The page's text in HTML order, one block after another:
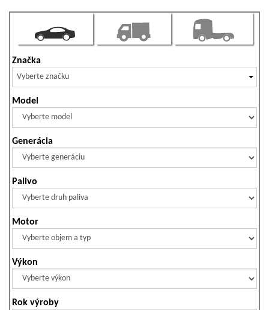
Značka
Vyberte značku
Model
Generácia
Palivo
Motor
Výkon
Rok výroby